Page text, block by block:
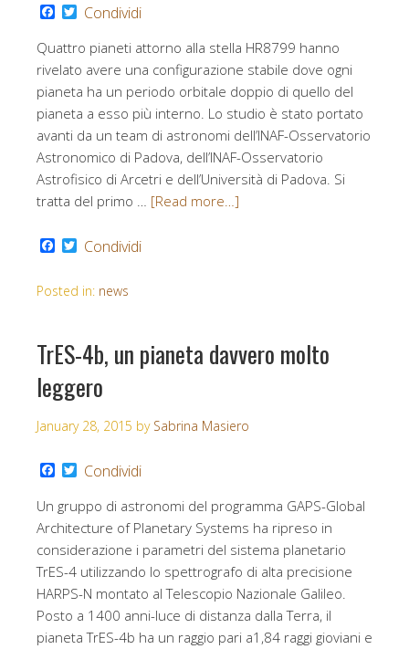
Facebook
Twitter
Condividi
Quattro pianeti attorno alla stella HR8799 hanno
rivelato avere una configurazione stabile dove ogni
pianeta ha un periodo orbitale doppio di quello del
pianeta a esso più interno. Lo studio è stato portato
avanti da un team di astronomi dell’INAF-Osservatorio
Astronomico di Padova, dell’INAF-Osservatorio
Astrofisico di Arcetri e dell’Università di Padova. Si
tratta del primo … [Read more…]
Facebook
Twitter
Condividi
Posted in: news
TrES-4b, un pianeta davvero molto
leggero
January 28, 2015 by Sabrina Masiero
Facebook
Twitter
Condividi
Un gruppo di astronomi del programma GAPS-Global
Architecture of Planetary Systems ha ripreso in
considerazione i parametri del sistema planetario
TrES-4 utilizzando lo spettrografo di alta precisione
HARPS-N montato al Telescopio Nazionale Galileo.
Posto a 1400 anni-luce di distanza dalla Terra, il
pianeta TrES-4b ha un raggio pari a1,84 raggi gioviani e